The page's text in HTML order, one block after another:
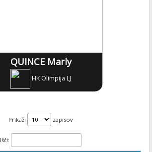
QUINCE Marly
HK Olimpija LJ
Prikaži zapisov
Išči: